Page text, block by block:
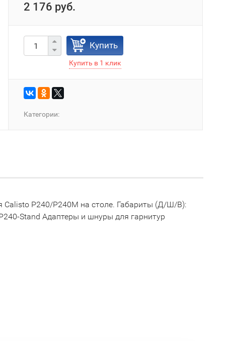
2 176 руб.
Купить
Категории:
Calisto P240/P240M на столе. Габариты (Д/Ш/В):
Stand Адаптеры и шнуры для гарнитур